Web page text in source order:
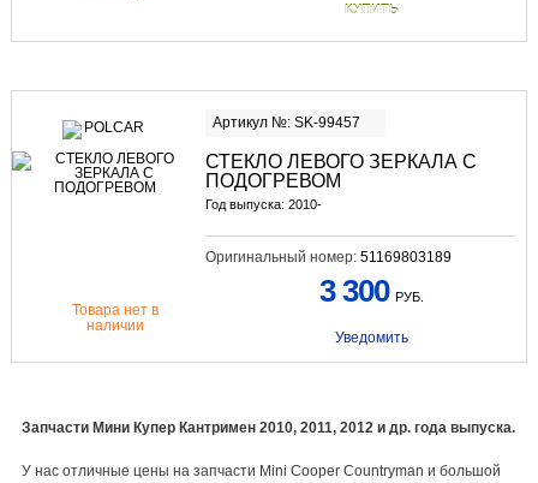
КУПИТЬ
Артикул №: SK-99457
СТЕКЛО ЛЕВОГО ЗЕРКАЛА С
ПОДОГРЕВОМ
Год выпуска: 2010-
Оригинальный номер: 51169803189
Товара нет в
наличии
3 300 РУБ.
Уведомить
Запчасти Мини Купер Кантримен 2010, 2011, 2012 и др. года выпуска.
У нас отличные цены на запчасти Mini Cooper Countryman и большой